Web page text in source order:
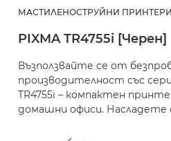
МАСТИЛЕНОСТРУЙНИ ПРИНТЕРИ
PIXMA TR4755i [Черен]
Възползвайте се от
производителност със
TR4755i – компактен
домашни офиси. Насладете